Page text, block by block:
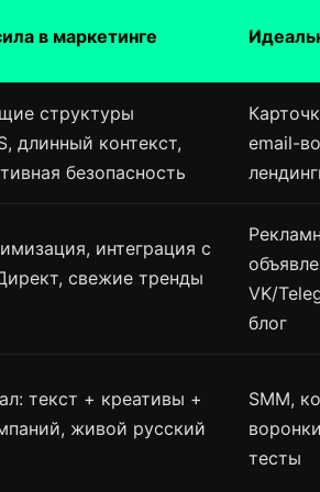
в маркетинге
структуры
длинный контекст,
безопасность
email-
интеграция с
свежие тренды
VK/
блог
текст + креативы +
живой русский
SMM,
тесты